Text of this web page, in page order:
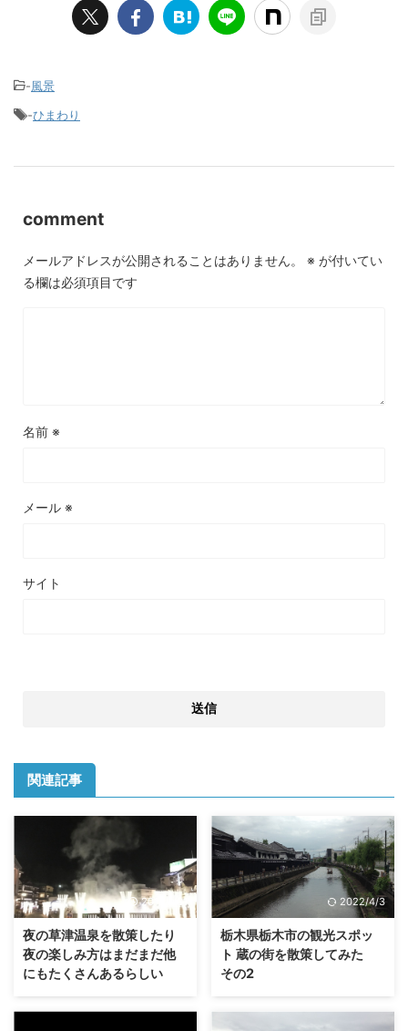
-風景
-ひまわり
comment
メールアドレスが公開されることはありません。 ※ が付いてい
る欄は必須項目です
名前 ※
メール ※
サイト
関連記事
2016/1/31
夜の草津温泉を散策したり
夜の楽しみ方はまだまだ他
にもたくさんあるらしい
2022/4/3
栃木県栃木市の観光スポッ
ト 蔵の街を散策してみた
その2